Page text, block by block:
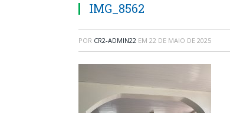
IMG_8562
POR CR2-ADMIN22 EM 22 DE MAIO DE 2025